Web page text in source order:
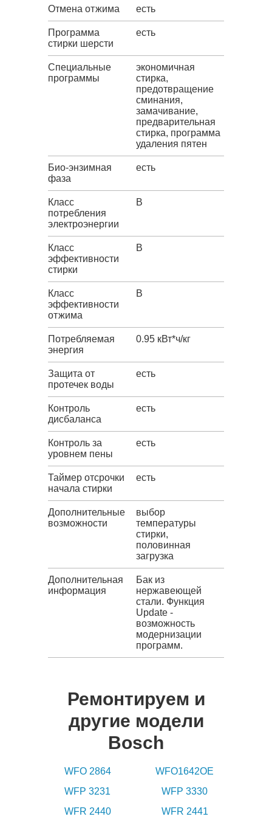
Отмена отжима есть
Программа
стирки шерсти
есть
Специальные
программы
экономичная
стирка,
предотвращение
сминания,
замачивание,
предварительная
стирка, программа
удаления пятен
Био-энзимная
фаза
есть
Класс
потребления
электроэнергии
B
Класс
эффективности
стирки
B
Класс
эффективности
отжима
B
Потребляемая
энергия
0.95 кВт*ч/кг
Защита от
протечек воды
есть
Контроль
дисбаланса
есть
Контроль за
уровнем пены
есть
Таймер отсрочки
начала стирки
есть
Дополнительные
возможности
выбор
температуры
стирки,
половинная
загрузка
Дополнительная
информация
Бак из
нержавеющей
стали. Функция
Update -
возможность
модернизации
программ.
Ремонтируем и
другие модели
Bosch
WFO 2864
WFO1642OE
WFP 3231
WFP 3330
WFR 2440
WFR 2441